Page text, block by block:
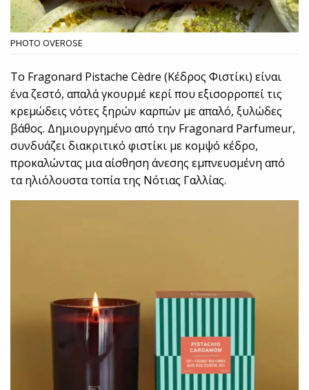
PHOTO OVEROSE
Το Fragonard Pistache Cèdre (Κέδρος Φιστίκι) είναι
ένα ζεστό, απαλά γκουρμέ κερί που εξισορροπεί τις
κρεμώδεις νότες ξηρών καρπών με απαλό, ξυλώδες
βάθος. Δημιουργημένο από την Fragonard Parfumeur,
συνδυάζει διακριτικό φιστίκι με κομψό κέδρο,
προκαλώντας μια αίσθηση άνεσης εμπνευσμένη από
τα ηλιόλουστα τοπία της Νότιας Γαλλίας.